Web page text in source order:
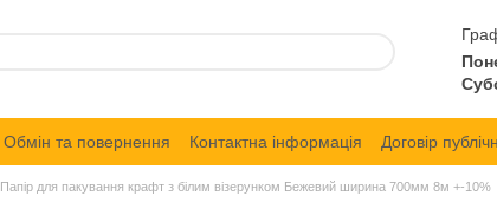
Обмін та повернення Контактна інформація
Договір
Папір для пакування крафт з білим візерунком Бежевий ширина 700мм 8м +-10%